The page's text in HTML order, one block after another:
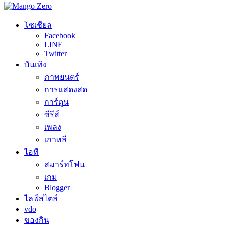
โซเชียล
Facebook
LINE
Twitter
บันเทิง
ภาพยนตร์
การแสดงสด
การ์ตูน
ซีรีส์
เพลง
เกาหลี
ไอที
สมาร์ทโฟน
เกม
Blogger
ไลฟ์สไตล์
vdo
ของกิน